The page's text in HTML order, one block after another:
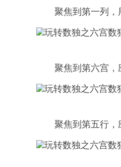
聚焦到第一列，
聚焦到第六宫，
聚焦到第五行，